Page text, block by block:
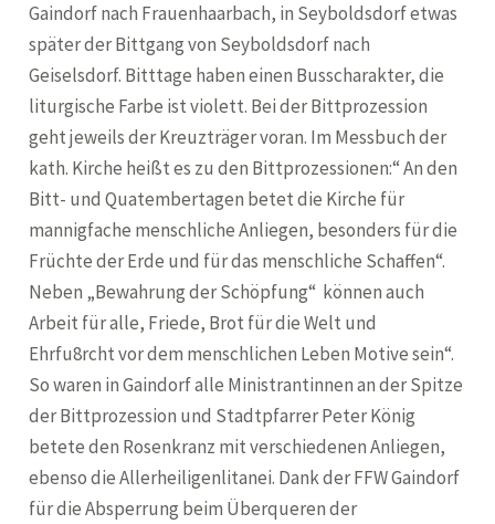
Gaindorf nach Frauenhaarbach, in Seyboldsdorf etwas
später der Bittgang von Seyboldsdorf nach
Geiselsdorf. Bitttage haben einen Busscharakter, die
liturgische Farbe ist violett. Bei der Bittprozession
geht jeweils der Kreuzträger voran. Im Messbuch der
kath. Kirche heißt es zu den Bittprozessionen:“ An den
Bitt- und Quatembertagen betet die Kirche für
mannigfache menschliche Anliegen, besonders für die
Früchte der Erde und für das menschliche Schaffen“.
Neben „Bewahrung der Schöpfung“ können auch
Arbeit für alle, Friede, Brot für die Welt und
Ehrfu8rcht vor dem menschlichen Leben Motive sein“.
So waren in Gaindorf alle Ministrantinnen an der Spitze
der Bittprozession und Stadtpfarrer Peter König
betete den Rosenkranz mit verschiedenen Anliegen,
ebenso die Allerheiligenlitanei. Dank der FFW Gaindorf
für die Absperrung beim Überqueren der